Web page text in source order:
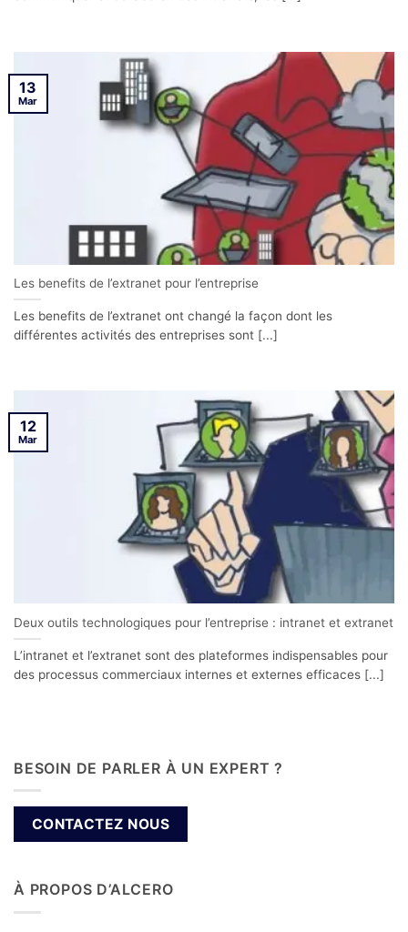
Les benefits de l’extranet pour l’entreprise
Les benefits de l’extranet ont changé la façon dont les
différentes activités des entreprises sont [...]
13
Mar
Deux outils technologiques pour l’entreprise : intranet et extranet
L’intranet et l’extranet sont des plateformes indispensables pour
des processus commerciaux internes et externes efficaces [...]
12
Mar
BESOIN DE PARLER À UN EXPERT ?
CONTACTEZ NOUS
À PROPOS D’ALCERO